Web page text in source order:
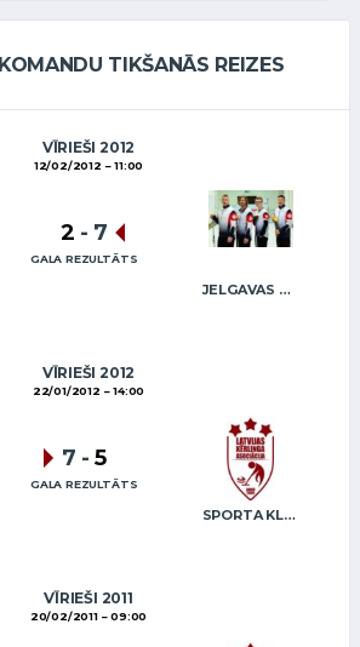
KOMANDU TIKŠANĀS REIZES
VĪRIEŠI 2012
12/02/2012 11:00
JELGAVAS MAIZNIEKS
2 - 7
GALA REZULTĀTS
VĪRIEŠI 2012
22/01/2012 14:00
SPORTA KLUBS “OB” / REGŽA
7 - 5
GALA REZULTĀTS
VĪRIEŠI 2011
20/02/2011 09:00